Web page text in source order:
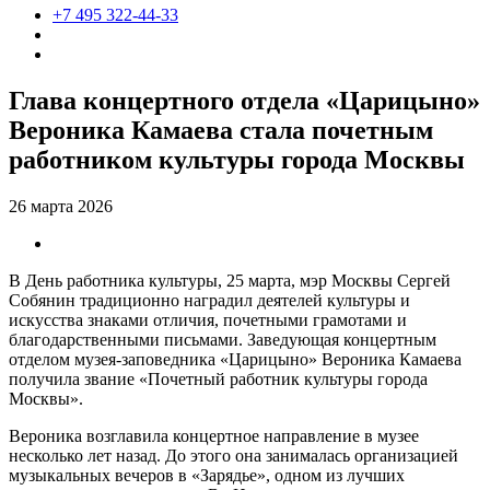
+7 495 322-44-33
Глава концертного отдела «Царицыно»
Вероника Камаева стала почетным
работником культуры города Москвы
26 марта 2026
В День работника культуры, 25 марта, мэр Москвы Сергей
Собянин традиционно наградил деятелей культуры и
искусства знаками отличия, почетными грамотами и
благодарственными письмами. Заведующая концертным
отделом музея-заповедника «Царицыно» Вероника Камаева
получила звание «Почетный работник культуры города
Москвы».
Вероника возглавила концертное направление в музее
несколько лет назад. До этого она занималась организацией
музыкальных вечеров в «Зарядье», одном из лучших